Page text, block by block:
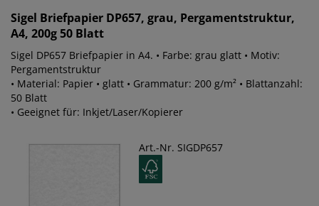
Sigel Briefpapier DP657, grau, Pergamentstruktur,
A4, 200g 50 Blatt
Sigel DP657 Briefpapier in A4. • Farbe: grau glatt • Motiv:
Pergamentstruktur
• Material: Papier • glatt • Grammatur: 200 g/m² • Blattanzahl:
50 Blatt
• Geeignet für: Inkjet/Laser/Kopierer
Art.-Nr. SIGDP657